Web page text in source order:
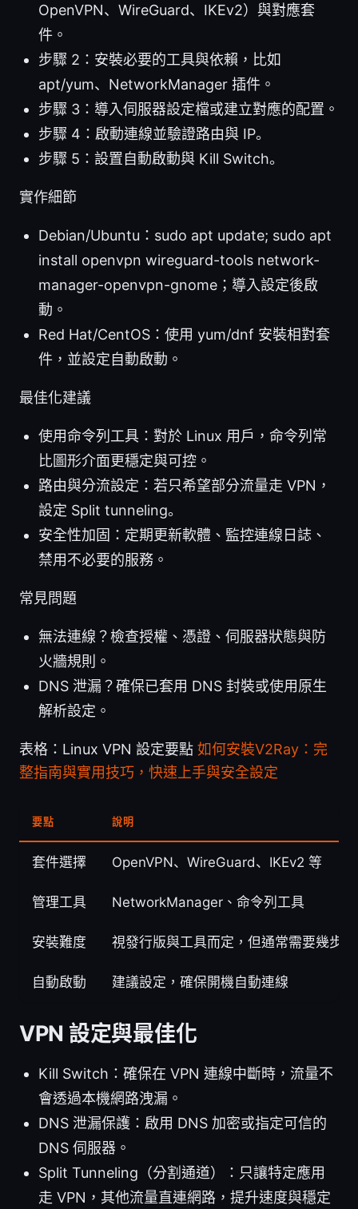
OpenVPN、WireGuard、IKEv2）與對應套
件。
步驟 2：安裝必要的工具與依賴，比如
apt/yum、NetworkManager 插件。
步驟 3：導入伺服器設定檔或建立對應的配置。
步驟 4：啟動連線並驗證路由與 IP。
步驟 5：設置自動啟動與 Kill Switch。
實作細節
Debian/Ubuntu：sudo apt update; sudo apt
install openvpn wireguard-tools network-
manager-openvpn-gnome；導入設定後啟
動。
Red Hat/CentOS：使用 yum/dnf 安裝相對套
件，並設定自動啟動。
最佳化建議
使用命令列工具：對於 Linux 用戶，命令列常
比圖形介面更穩定與可控。
路由與分流設定：若只希望部分流量走 VPN，
設定 Split tunneling。
安全性加固：定期更新軟體、監控連線日誌、
禁用不必要的服務。
常見問題
無法連線？檢查授權、憑證、伺服器狀態與防
火牆規則。
DNS 泄漏？確保已套用 DNS 封裝或使用原生
解析設定。
表格：Linux VPN 設定要點 如何安裝V2Ray：完
整指南與實用技巧，快速上手與安全設定
要點 說明
套件選擇 OpenVPN、WireGuard、IKEv2 等
管理工具 NetworkManager、命令列工具
安裝難度 視發行版與工具而定，但通常需要幾步
自動啟動 建議設定，確保開機自動連線
VPN 設定與最佳化
Kill Switch：確保在 VPN 連線中斷時，流量不
會透過本機網路洩漏。
DNS 泄漏保護：啟用 DNS 加密或指定可信的
DNS 伺服器。
Split Tunneling（分割通道）：只讓特定應用
走 VPN，其他流量直連網路，提升速度與穩定